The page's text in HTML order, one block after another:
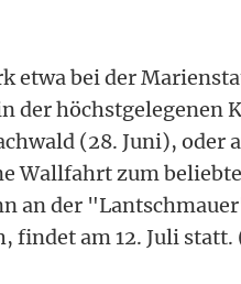
etwa bei der
der höchstgelegenen
(28. Juni), oder
Wallfahrt zum
an der
findet am 12. Juli